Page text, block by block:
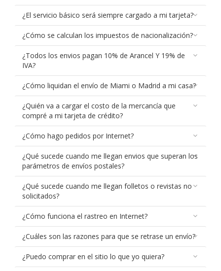
¿El servicio básico será siempre cargado a mi tarjeta?
¿Cómo se calculan los impuestos de nacionalización?
¿Todos los envios pagan 10% de Arancel Y 19% de
IVA?
¿Cómo liquidan el envío de Miami o Madrid a mi casa?
¿Quién va a cargar el costo de la mercancía que
compré a mi tarjeta de crédito?
¿Cómo hago pedidos por Internet?
¿Qué sucede cuando me llegan envios que superan los
parámetros de envíos postales?
¿Qué sucede cuando me llegan folletos o revistas no
solicitados?
¿Cómo funciona el rastreo en Internet?
¿Cuáles son las razones para que se retrase un envío?
¿Puedo comprar en el sitio lo que yo quiera?